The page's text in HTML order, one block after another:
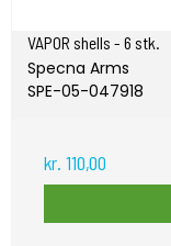
VAPOR shells - 6 stk.
Specna Arms
SPE-05-047918
kr. 110,00